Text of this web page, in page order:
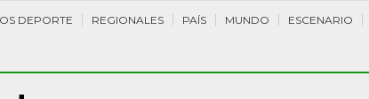
ESCENARIO
MUNDO
PAÍS
REGIONALES
DEPORTE